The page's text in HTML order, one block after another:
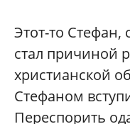
Этот-то Стефан,
стал причиной
христианской
Стефаном
Переспорить